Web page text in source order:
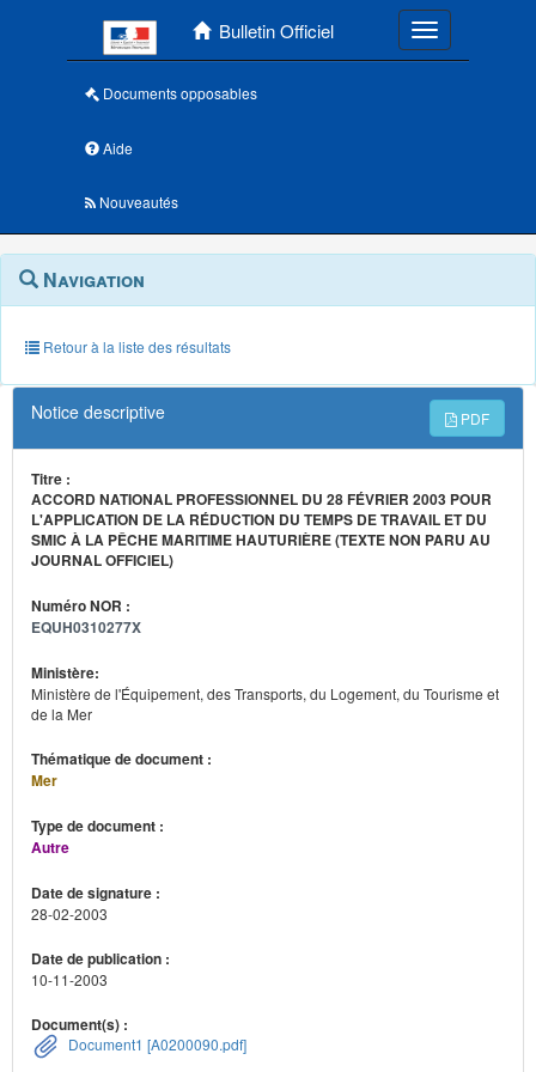
Bulletin Officiel Toggle
Documents opposables
Aide
Nouveautés
Navigation
outils
annexes
Menu
contextuel
Navigation
Retour à la liste des résultats
Notice descriptive PDF
Titre :
ACCORD NATIONAL PROFESSIONNEL DU 28 FÉVRIER 2003 POUR
L'APPLICATION DE LA RÉDUCTION DU TEMPS DE TRAVAIL ET DU
SMIC À LA PÊCHE MARITIME HAUTURIÈRE (TEXTE NON PARU AU
JOURNAL OFFICIEL)
Numéro NOR :
EQUH0310277X
Ministère:
Ministère de l'Équipement, des Transports, du Logement, du Tourisme et
de la Mer
Thématique de document :
Mer
Type de document :
Autre
Date de signature :
28-02-2003
Date de publication :
10-11-2003
Document(s) :
Document1 [A0200090.pdf]